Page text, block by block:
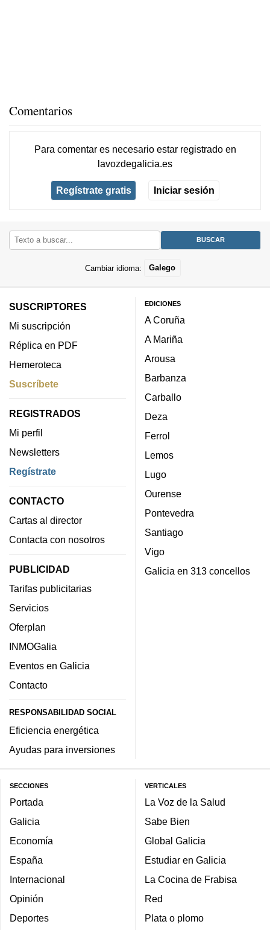
Comentarios
Para comentar es necesario estar registradoen
lavozdegalicia.es
Regístrate gratis Iniciar sesión
Cambiar idioma: Galego
SUSCRIPTORES
Mi suscripción
Réplica en PDF
Hemeroteca
Suscríbete
REGISTRADOS
Mi perfil
Newsletters
Regístrate
CONTACTO
Cartas al director
Contacta con nosotros
PUBLICIDAD
Tarifas publicitarias
Servicios
Oferplan
INMOGalia
Eventos en Galicia
Contacto
RESPONSABILIDAD SOCIAL
Eficiencia energética
Ayudas para inversiones
EDICIONES
A Coruña
A Mariña
Arousa
Barbanza
Carballo
Deza
Ferrol
Lemos
Lugo
Ourense
Pontevedra
Santiago
Vigo
Galicia en 313 concellos
SECCIONES
Portada
Galicia
Economía
España
Internacional
Opinión
Deportes
VERTICALES
La Voz de la Salud
Sabe Bien
Global Galicia
Estudiar en Galicia
La Cocina de Frabisa
Red
Plata o plomo